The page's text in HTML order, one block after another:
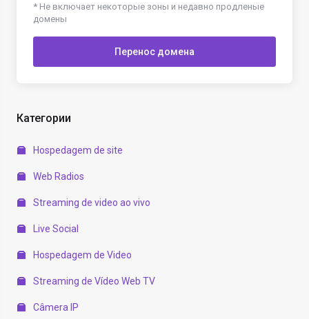
Категории
Hospedagem de site
Web Radios
Streaming de video ao vivo
Live Social
Hospedagem de Video
Streaming de Vídeo Web TV
Câmera IP
* Не включает некоторые зоны и недавно продленые
домены
Перенос домена